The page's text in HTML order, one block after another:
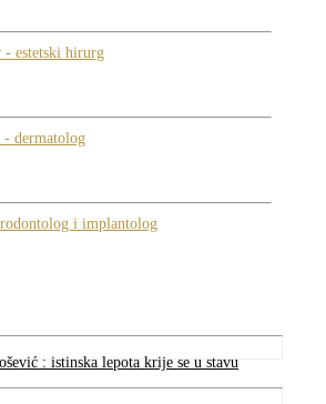
estetski hirurg
dermatolog
i implantolog
: istinska lepota krije se u stavu